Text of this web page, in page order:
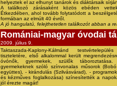
helyeztek el az elhunyt tanárok és diáktársaik
A találkozó zárásaként közös ebéden
Étkezdében, ahol tovább folytatódott a
formában az elmúlt 40 évről.
A jó hangulatú, felejthetetlen találkozót abban a
Romániai-magyar óvodai
2009. július 9.
Taktaszada-Kaplony-Kálmánd
tiszteletére, első alkalommal került
óvónők, gyermekek, szülők
gyermekeknek szóló színvonalas műsorok
együttes), - kirándulás (Szilvásvárad), -
és kézműves foglalkozása) színesítették a
jól érezte magát!